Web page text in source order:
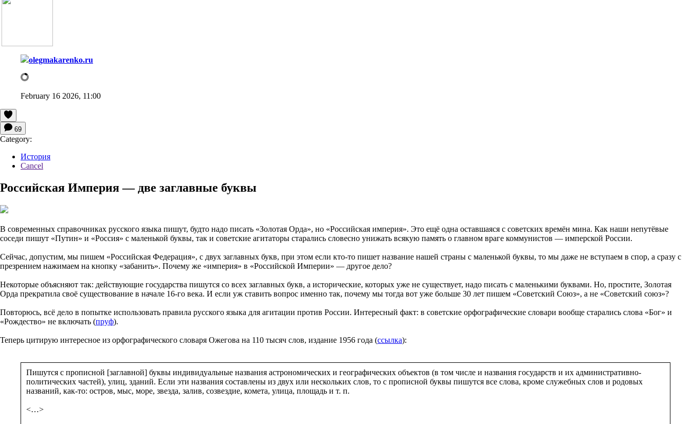
olegmakarenko.ru
February 16 2026, 11:00
69
Category:
История
Cancel
Российская Империя — две заглавные буквы
В современных справочниках русского языка пишут, будто надо писать «Золотая Орда», но «Российская империя». Это ещё одна оставшаяся с советских времён мина. Как наши непутёвые
соседи пишут «Путин» и «Россия» с маленькой буквы, так и советские агитаторы старались словесно унижать всякую память о главном враге коммунистов — имперской России.
Сейчас, допустим, мы пишем «Российская Федерация», с двух заглавных букв, при этом если кто-то пишет название нашей страны с маленькой буквы, то мы даже не вступаем в спор, а сразу с
презрением нажимаем на кнопку «забанить». Почему же «империя» в «Российской Империи» — другое дело?
Некоторые объясняют так: действующие государства пишутся со всех заглавных букв, а исторические, которых уже не существует, надо писать с маленькими буквами. Но, простите, Золотая
Орда прекратила своё существование в начале 16-го века. И если уж ставить вопрос именно так, почему мы тогда вот уже больше 30 лет пишем «Советский Союз», а не «Советский союз»?
Повторюсь, всё дело в попытке использовать правила русского языка для агитации против России. Интересный факт: в советские орфографические словари вообще старались слова «Бог» и
«Рождество» не включать (пруф).
Теперь цитирую интересное из орфографического словаря Ожегова на 110 тысяч слов, издание 1956 года (ссылка):
Пишутся с прописной [заглавной] буквы индивидуальные названия астрономических и географических объектов (в том числе и названия государств и их административно-
политических частей), улиц, зданий. Если эти названия составлены из двух или нескольких слов, то с прописной буквы пишутся все слова, кроме служебных слов и родовых
названий, как-то: остров, мыс, море, звезда, залив, созвездие, комета, улица, площадь и т. п.
<…>